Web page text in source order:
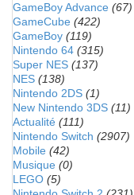
GameBoy Advance (67)
GameCube (422)
GameBoy (119)
Nintendo 64 (315)
Super NES (137)
NES (138)
Nintendo 2DS (1)
New Nintendo 3DS (11)
Actualité (111)
Nintendo Switch (2907)
Mobile (42)
Musique (0)
LEGO (5)